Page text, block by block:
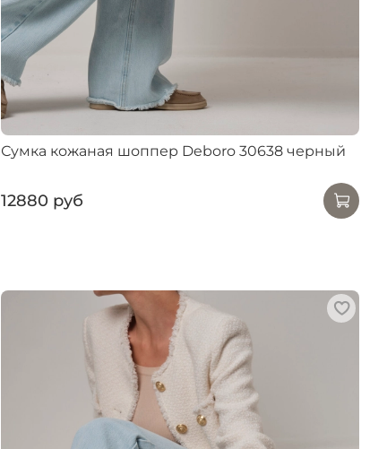
Сумка кожаная шоппер Deboro 30638 черный
12880 руб